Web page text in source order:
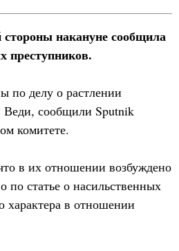
накануне сообщила
преступников.
по делу о растлении
Веди, сообщили Sputnik
комитете.
в их отношении возбуждено
по статье о насильственных
характера в отношении